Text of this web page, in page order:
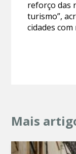
reforço das
turismo”,
cidades
Mais